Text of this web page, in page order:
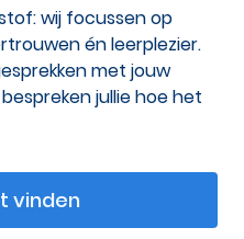
wij focussen op
én leerplezier.
met jouw
jullie hoe het
vinden